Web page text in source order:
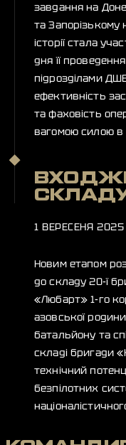
завдання на
та
історії стала
дня її
підрозділами
ефективність
та фаховість
вагомою силою в
1 ВЕРЕСЕНЯ 2025
Новим етапом
до складу 20-ї
«Любарт» 1-го
азовської
батальйону та
складі бригади
технічний
безпілотних